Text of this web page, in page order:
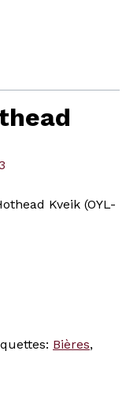
Kveik (OYL-
Bières,